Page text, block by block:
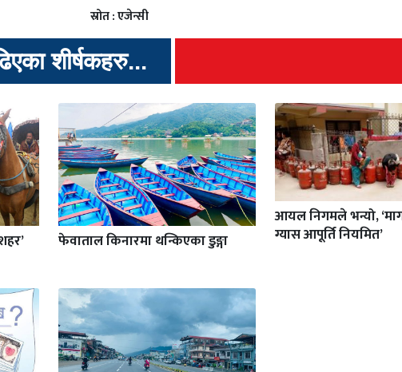
स्रोत : एजेन्सी
शीर्षकहरु...
फेवाताल किनारमा थन्किएका डुङ्गा
आयल निगमले भन्यो,
ग्यास आपूर्ति नियमित’